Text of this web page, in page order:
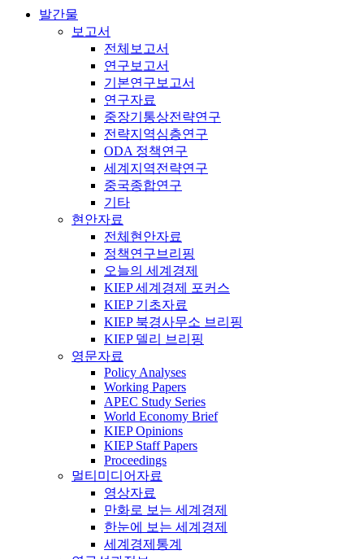
발간물
보고서
전체보고서
연구보고서
기본연구보고서
연구자료
중장기통상전략연구
전략지역심층연구
ODA 정책연구
세계지역전략연구
중국종합연구
기타
현안자료
전체현안자료
정책연구브리핑
오늘의 세계경제
KIEP 세계경제 포커스
KIEP 기초자료
KIEP 북경사무소 브리핑
KIEP 델리 브리핑
영문자료
Policy Analyses
Working Papers
APEC Study Series
World Economy Brief
KIEP Opinions
KIEP Staff Papers
Proceedings
멀티미디어자료
영상자료
만화로 보는 세계경제
한눈에 보는 세계경제
세계경제통계